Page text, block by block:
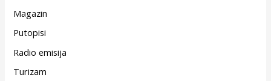
Magazin
Putopisi
Radio emisija
Turizam